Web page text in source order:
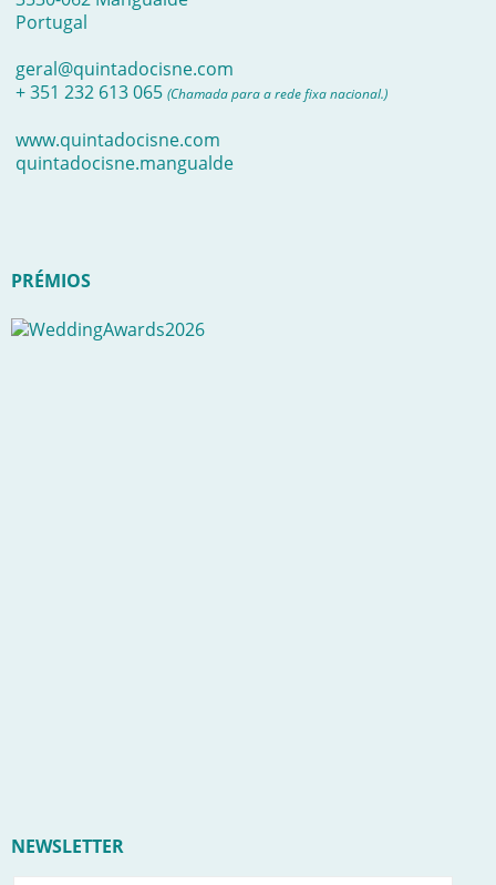
Portugal
geral@quintadocisne.com
+ 351 232 613 065 (Chamada para a rede fixa nacional.)
www.quintadocisne.com
quintadocisne.mangualde
PRÉMIOS
NEWSLETTER